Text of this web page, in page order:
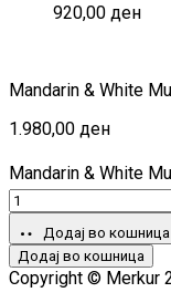
920,00 ден
Mandarin & White
1.980,00 ден
Mandarin & White
Додај во кошница
Додај во кошница
Copyright © Merkur